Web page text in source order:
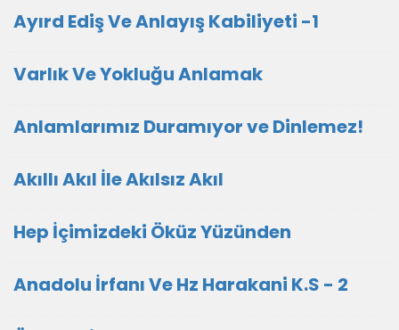
Ayırd Ediş Ve Anlayış Kabiliyeti -1
Varlık Ve Yokluğu Anlamak
Anlamlarımız Duramıyor ve Dinlemez!
Akıllı Akıl İle Akılsız Akıl
Hep İçimizdeki Öküz Yüzünden
Anadolu İrfanı Ve Hz Harakani K.S - 2